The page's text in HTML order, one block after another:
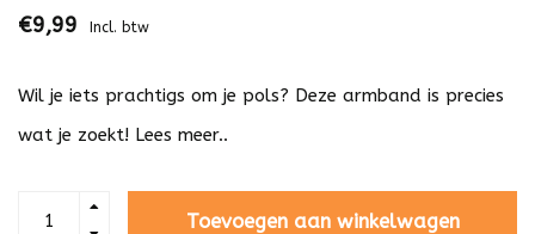
€9,99 Incl. btw
Wil je iets prachtigs om je pols? Deze armband is precies
wat je zoekt! Lees meer..
Toevoegen aan winkelwagen